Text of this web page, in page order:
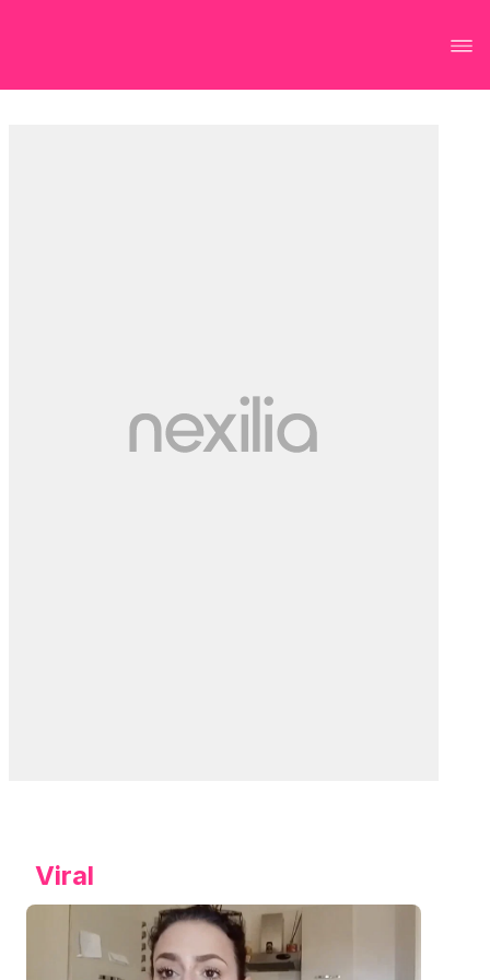
Viral